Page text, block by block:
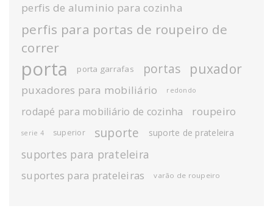
perfis de aluminio para cozinha
perfis para portas de roupeiro de
correr
porta porta garrafas portas puxador
puxadores para mobiliário redondo
rodapé para mobiliário de cozinha roupeiro
serie 4 superior suporte suporte de prateleira
suportes para prateleira
suportes para prateleiras varão de roupeiro